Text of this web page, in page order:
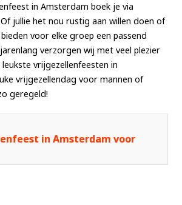
in Amsterdam boek je via
jullie het nou rustig aan willen doen of
voor elke groep een passend
verzorgen wij met veel plezier
vrijgezellenfeesten in
vrijgezellendag voor mannen of
geregeld!
in Amsterdam voor